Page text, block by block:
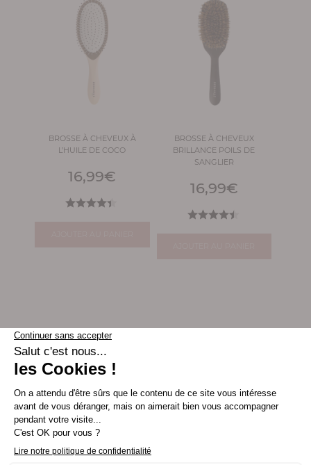
BROSSE À CHEVEUX À
L’HUILE DE COCO
16,99€
BROSSE À CHEVEUX
BRILLANCE POILS DE
SANGLIER
16,99€